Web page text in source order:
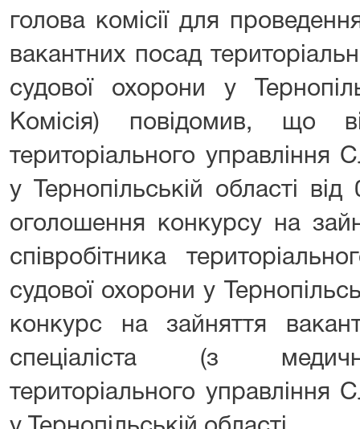
голова комісії для
вакантних посад
судової охорони у
Комісія) повідомив, що
територіального управління
у Тернопільській області
оголошення конкурсу на
співробітника
судової охорони у
конкурс на зайняття
спеціаліста (з
територіального управління